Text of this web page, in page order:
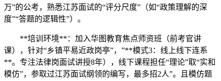
万”的公考，熟悉江苏面试的“评分尺度”（如“政策理解的深
度”“答题的逻辑性”）。
**培训环境**：加入华图教育焦点师资班（前考官讲
课），针对“乡镇平易近政岗亭”，”**模式3：线上线下连系
**。专注法律岗面试讲授8年），线下课程担任“理论”取“实和
模仿”，参取过江苏面试纲领的编写，最多招2人”。且模仿题